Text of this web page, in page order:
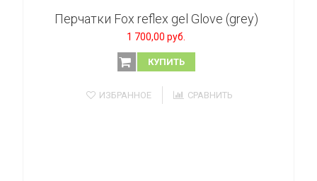
Перчатки Fox reflex gel Glove (grey)
1 700,00 руб.
КУПИТЬ
ИЗБРАННОЕ СРАВНИТЬ